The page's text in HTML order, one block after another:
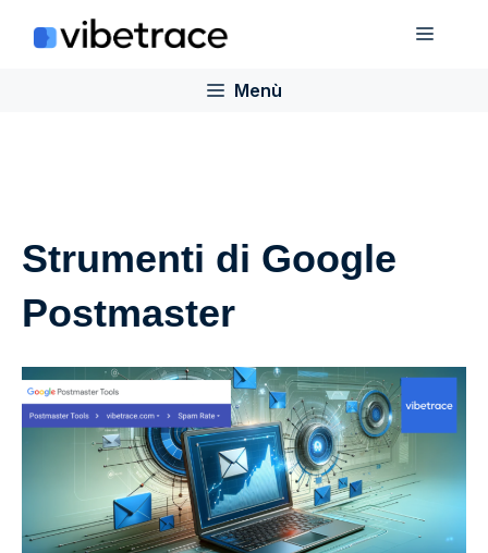
Menù
Menù
Strumenti di Google
Postmaster